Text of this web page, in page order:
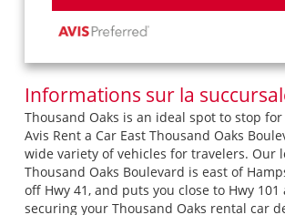
Informations sur la
Thousand Oaks is an ideal spot to stop
Avis Rent a Car East Thousand Oaks
wide variety of vehicles for travelers. Our
Thousand Oaks Boulevard is east of
off Hwy 41, and puts you close to Hwy
securing your Thousand Oaks rental car